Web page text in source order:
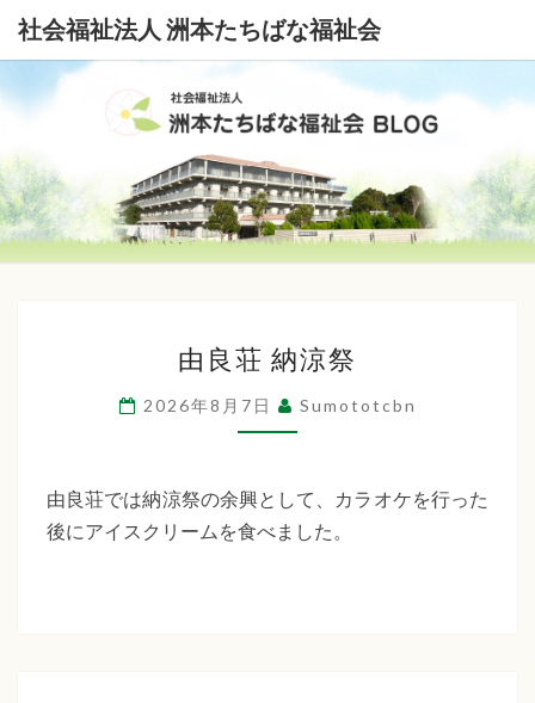
社会福祉法人 洲本たちばな福祉会
社
会
福
法
人
本
た
良
荘
納
祭
由良荘 納涼祭
2026年8月7日 Sumototcbn
由良荘では納涼祭の余興として、カラオケを行った
後にアイスクリームを食べました。